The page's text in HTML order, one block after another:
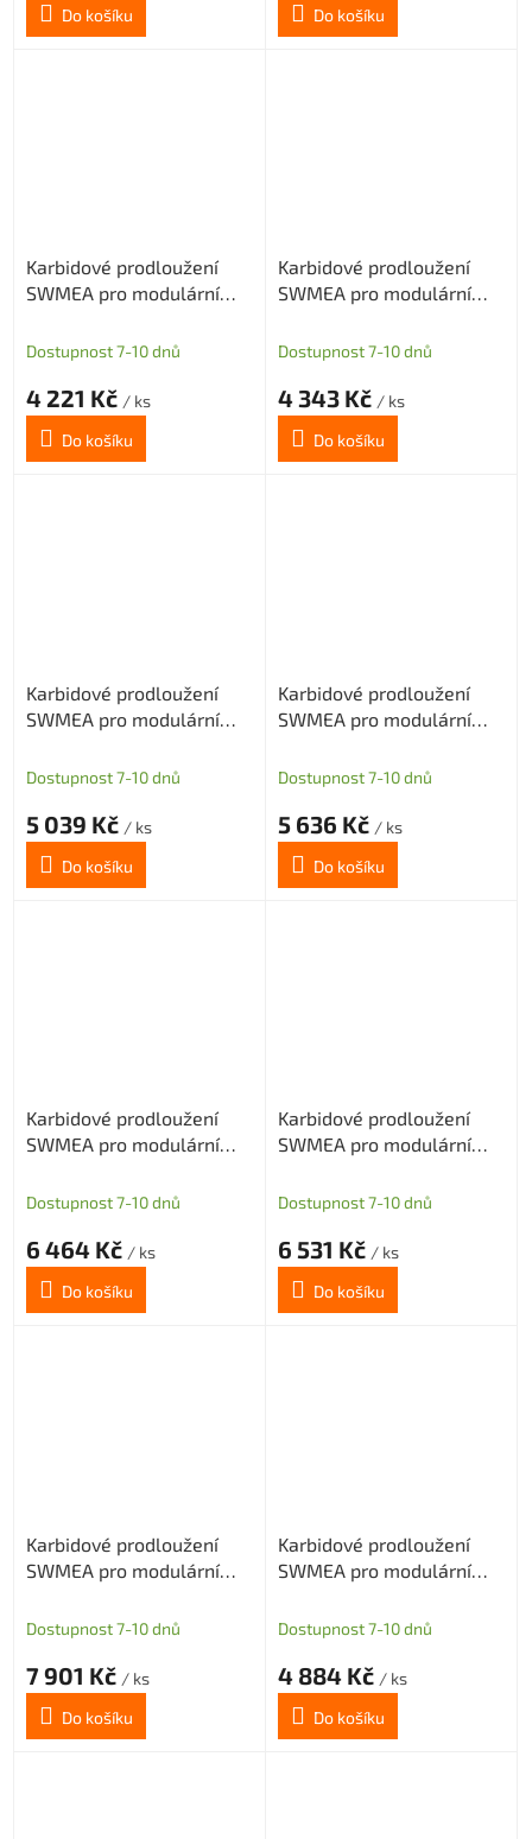
Do košíku Do košíku
Karbidové prodloužení
SWMEA pro modulární
D=16
Dostupnost 7-10 dnů
4 221 Kč / ks
Do košíku
Karbidové prodloužení
SWMEA pro modulární
D=16
Dostupnost 7-10 dnů
4 343 Kč / ks
Do košíku
Karbidové prodloužení
SWMEA pro modulární
D=16
Dostupnost 7-10 dnů
5 039 Kč / ks
Do košíku
Karbidové prodloužení
SWMEA pro modulární
D=16
Dostupnost 7-10 dnů
5 636 Kč / ks
Do košíku
Karbidové prodloužení
SWMEA pro modulární
D=16
Dostupnost 7-10 dnů
6 464 Kč / ks
Do košíku
Karbidové prodloužení
SWMEA pro modulární
D=18
Dostupnost 7-10 dnů
6 531 Kč / ks
Do košíku
Karbidové prodloužení
SWMEA pro modulární
D=18
Dostupnost 7-10 dnů
7 901 Kč / ks
Do košíku
Karbidové prodloužení
SWMEA pro modulární
D=20
Dostupnost 7-10 dnů
4 884 Kč / ks
Do košíku